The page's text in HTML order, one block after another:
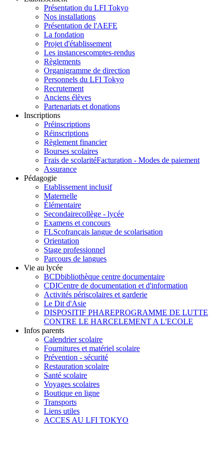
Présentation du LFI Tokyo
Nos installations
Présentation de l'AEFE
La fondation
Projet d'établissement
Les instancescomptes-rendus
Règlements
Organigramme de direction
Personnels du LFI Tokyo
Recrutement
Anciens élèves
Partenariats et donations
Inscriptions
Préinscriptions
Réinscriptions
Règlement financier
Bourses scolaires
Frais de scolaritéFacturation - Modes de paiement
Assurance
Pédagogie
Etablissement inclusif
Maternelle
Élémentaire
Secondairecollège - lycée
Examens et concours
FLScofrançais langue de scolarisation
Orientation
Stage professionnel
Parcours de langues
Vie au lycée
BCDbibliothèque centre documentaire
CDICentre de documentation et d'information
Activités périscolaires et garderie
Le Dit d'Asie
DISPOSITIF PHAREPROGRAMME DE LUTTE
CONTRE LE HARCELEMENT A L'ECOLE
Infos parents
Calendrier scolaire
Fournitures et matériel scolaire
Prévention - sécurité
Restauration scolaire
Santé scolaire
Voyages scolaires
Boutique en ligne
Transports
Liens utiles
ACCES AU LFI TOKYO